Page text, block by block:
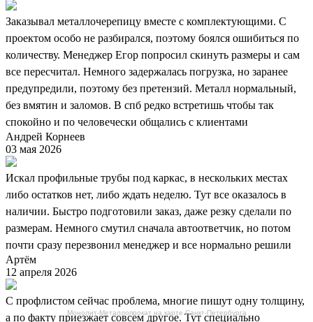
Заказывал металлочерепицу вместе с комплектующими. С
проектом особо не разбирался, поэтому боялся ошибиться по
количеству. Менеджер Егор попросил скинуть размеры и сам
все пересчитал. Немного задержалась погрузка, но заранее
предупредили, поэтому без претензий. Металл нормальный,
без вмятин и заломов. В спб редко встретишь чтобы так
спокойно и по человечески общались с клиентами
Андрей Корнеев
03 мая 2026
Искал профильные трубы под каркас, в нескольких местах
либо остатков нет, либо ждать неделю. Тут все оказалось в
наличии. Быстро подготовили заказ, даже резку сделали по
размерам. Немного смутил сначала автоответчик, но потом
почти сразу перезвонил менеджер и все нормально решили
Артём
12 апреля 2026
С профлистом сейчас проблема, многие пишут одну толщину,
а по факту приезжает совсем другое. Тут специально
Монолит-Металлопрокат на карте Санкт‑Петербурга